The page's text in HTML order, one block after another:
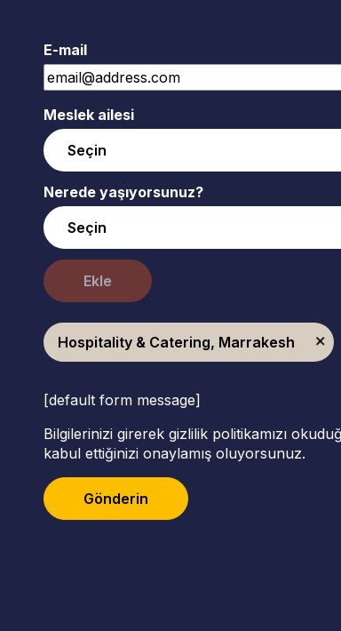
E-mail
Meslek ailesi
Nerede yaşıyorsunuz?
Ekle
Hospitality & Catering, Marrakesh
[default form message]
Bilgilerinizi girerek gizlilik politikamızı
kabul ettiğinizi onaylamış oluyorsunuz.
Gönderin